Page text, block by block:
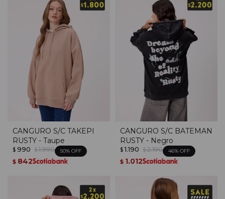
CANGURO S/C TAKEPI
RUSTY - Taupe
$ 990 $ 1.990 50
$ 842
CANGURO S/C BATEMAN
RUSTY - Negro
$ 1.190 $ 2.190 46
$ 1.012